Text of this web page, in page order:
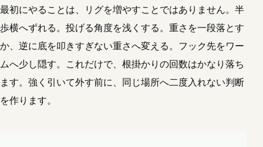
最初にやることは、リグを増やすことではありません。半
歩横へずれる。投げる角度を浅くする。重さを一段落とす
か、逆に底を叩きすぎない重さへ変える。フック先をワー
ムへ少し隠す。これだけで、根掛かりの回数はかなり落ち
ます。強く引いて外す前に、同じ場所へ二度入れない判断
を作ります。